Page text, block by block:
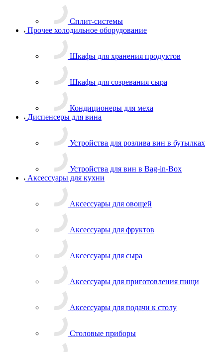
Сплит-системы
Прочее холодильное оборудование
Шкафы для хранения продуктов
Шкафы для созревания сыра
Кондиционеры для меха
Диспенсеры для вина
Устройства для розлива вин в бутылках
Устройства для вин в Bag-in-Box
Аксессуары для кухни
Аксессуары для овощей
Аксессуары для фруктов
Аксессуары для сыра
Аксессуары для приготовления пищи
Аксессуары для подачи к столу
Столовые приборы